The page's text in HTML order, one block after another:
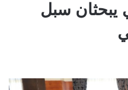
يبحثان سبل